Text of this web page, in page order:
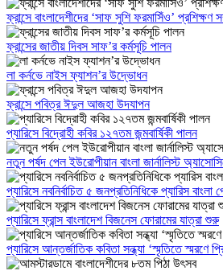
ফ্রান্সে বাংলাদেশীদের ‘সাফ সুশি ফরমাসিঁও’
ফ্রান্সের জাতীয় দিবস সাফ’র কর্মসূচি পালন
লা কর্নভে নাইস ফ্যাশন’র উদ্ভোধন
ফ্রান্সে পবিত্র ঈদুল আজহা উদযাপন
প্যারিসে বিদ্রোহী কবির ১২৭তম জন্মবার্ষিকী পালন
নতুন পর্ষদ পেল ইউরোপীয়ান বাংলা জার্নালিস্ট
প্যারিসে নবনির্বাচিত ৫ জনপ্রতিনিধিকে প্যারিস বাংলা
প্যারিসে ফ্রান্স বাংলাদেশ বিজনেস ফোরামের যাত্রা শুরু
প্যারিসে আন্তর্জাতিক কবিতা সন্ধ্যা ‘স্মৃতিতে স্মরণে